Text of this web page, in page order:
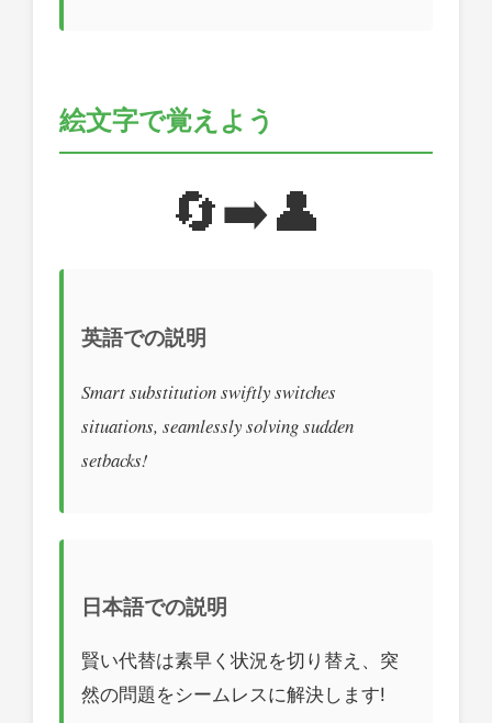
絵文字で覚えよう
🔄➡️👤
英語での説明
Smart substitution swiftly switches
situations, seamlessly solving sudden
setbacks!
日本語での説明
賢い代替は素早く状況を切り替え、突
然の問題をシームレスに解決します!